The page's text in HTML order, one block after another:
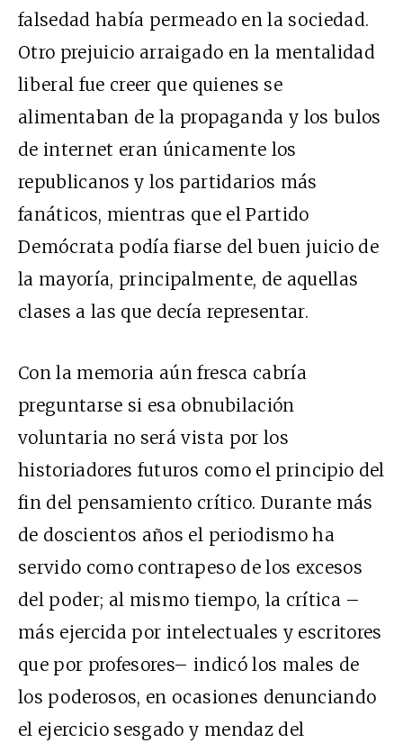
falsedad había permeado en la sociedad.
Otro prejuicio arraigado en la mentalidad
liberal fue creer que quienes se
alimentaban de la propaganda y los bulos
de internet eran únicamente los
republicanos y los partidarios más
fanáticos, mientras que el Partido
Demócrata podía fiarse del buen juicio de
la mayoría, principalmente, de aquellas
clases a las que decía representar.
Con la memoria aún fresca cabría
preguntarse si esa obnubilación
voluntaria no será vista por los
historiadores futuros como el principio del
fin del pensamiento crítico. Durante más
de doscientos años el periodismo ha
servido como contrapeso de los excesos
del poder; al mismo tiempo, la crítica –
más ejercida por intelectuales y escritores
que por profesores– indicó los males de
los poderosos, en ocasiones denunciando
el ejercicio sesgado y mendaz del